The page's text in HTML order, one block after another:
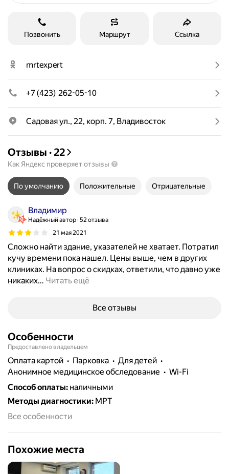
Позвонить Маршрут Ссылка
mrtexpert
+7 (423) 262-05-10
Садовая ул., 22, корп. 7, Владивосток
Отзывы · 22
Как Яндекс проверяет отзывы
По умолчанию Положительные Отрицательные
Владимир
Надёжный автор 52 отзыва
21 мая 2021
Сложно найти здание, указателей не хватает. Потратил
кучу времени пока нашел. Цены выше, чем в других
клиниках. На вопрос о скидках, ответили, что давно уже
никаких… Читать ещё
Все отзывы
Особенности
Предоставлено владельцем
Оплата картой парковка
для детей
анонимное медицинское обследование
Wi-Fi
Способ оплаты: наличными
Методы диагностики: МРТ
Все особенности
Похожие места